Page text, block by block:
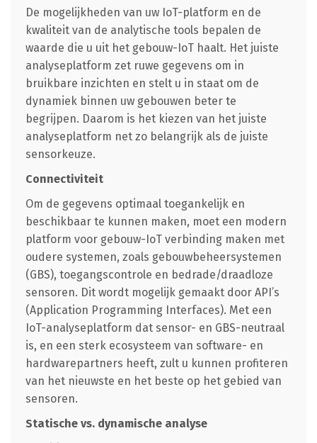
De mogelijkheden van uw IoT-platform en de
kwaliteit van de analytische tools bepalen de
waarde die u uit het gebouw-IoT haalt. Het juiste
analyseplatform zet ruwe gegevens om in
bruikbare inzichten en stelt u in staat om de
dynamiek binnen uw gebouwen beter te
begrijpen. Daarom is het kiezen van het juiste
analyseplatform net zo belangrijk als de juiste
sensorkeuze.
Connectiviteit
Om de gegevens optimaal toegankelijk en
beschikbaar te kunnen maken, moet een modern
platform voor gebouw-IoT verbinding maken met
oudere systemen, zoals gebouwbeheersystemen
(GBS), toegangscontrole en bedrade/draadloze
sensoren. Dit wordt mogelijk gemaakt door API’s
(Application Programming Interfaces). Met een
IoT-analyseplatform dat sensor- en GBS-neutraal
is, en een sterk ecosysteem van software- en
hardwarepartners heeft, zult u kunnen profiteren
van het nieuwste en het beste op het gebied van
sensoren.
Statische vs. dynamische analyse